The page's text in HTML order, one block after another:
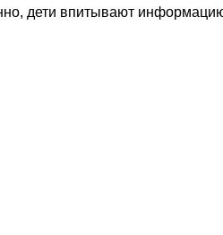
дети впитывают